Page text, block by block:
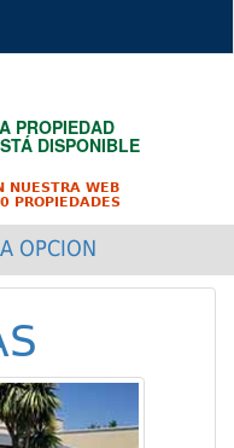
PROPIEDAD
DISPONIBLE
NUESTRA WEB
PROPIEDADES
OPCION